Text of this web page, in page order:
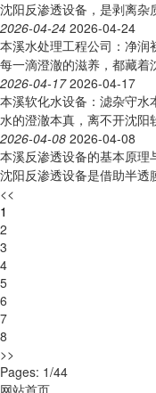
沈阳反渗透设备，是剥离杂
2026-04-24 2026-04-24
本溪水处理工程公司：净润
每一滴澄澈的滋养，都藏着
2026-04-17 2026-04-17
本溪软化水设备：滤杂守水
水的澄澈本真，离不开沈阳
2026-04-08 2026-04-08
本溪反渗透设备的基本原理
沈阳反渗透设备是借助半透
<<
1
2
3
4
5
6
7
8
>>
Pages: 1/44
网站首页